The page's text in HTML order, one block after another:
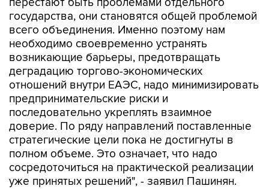
государства, они становятся общей проблемой
всего объединения. Именно поэтому нам
необходимо своевременно устранять
возникающие барьеры, предотвращать
деградацию торгово-экономических
отношений внутри ЕАЭС, надо минимизировать
предпринимательские риски и
последовательно укреплять взаимное
доверие. По ряду направлений поставленные
стратегические цели пока не достигнуты в
полном объеме. Это означает, что надо
сосредоточиться на практической реализации
уже принятых решений", - заявил Пашинян.